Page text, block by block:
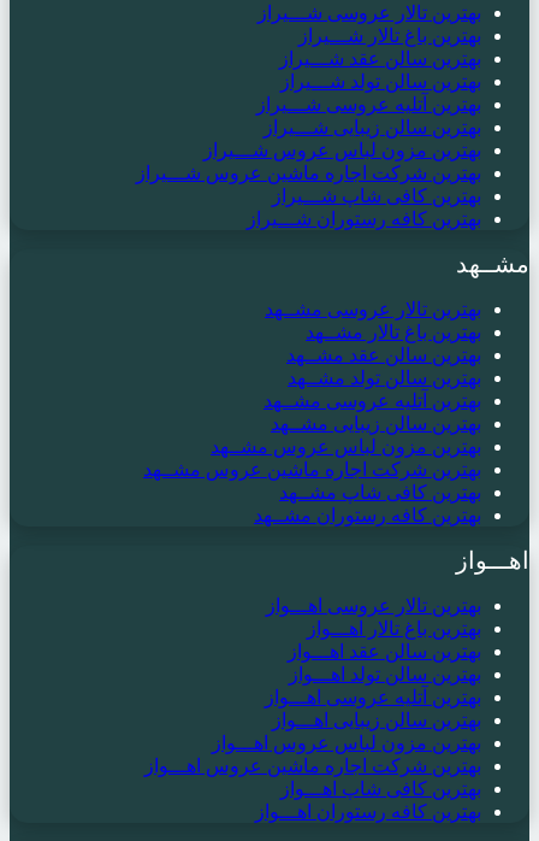
بهترین تالار عروسی شـــیراز
بهترین باغ تالار شـــیراز
بهترین سالن عقد شـــیراز
بهترین سالن تولد شـــیراز
بهترین آتلیه عروسی شـــیراز
بهترین سالن زیبایی شـــیراز
بهترین مزون لباس عروس شـــیراز
بهترین شرکت اجاره ماشین عروس شـــیراز
بهترین کافی شاپ شـــیراز
بهترین کافه رستوران شـــیراز
مشــهد
بهترین تالار عروسی مشــهد
بهترین باغ تالار مشــهد
بهترین سالن عقد مشــهد
بهترین سالن تولد مشــهد
بهترین آتلیه عروسی مشــهد
بهترین سالن زیبایی مشــهد
بهترین مزون لباس عروس مشــهد
بهترین شرکت اجاره ماشین عروس مشــهد
بهترین کافی شاپ مشــهد
بهترین کافه رستوران مشــهد
اهـــواز
بهترین تالار عروسی اهـــواز
بهترین باغ تالار اهـــواز
بهترین سالن عقد اهـــواز
بهترین سالن تولد اهـــواز
بهترین آتلیه عروسی اهـــواز
بهترین سالن زیبایی اهـــواز
بهترین مزون لباس عروس اهـــواز
بهترین شرکت اجاره ماشین عروس اهـــواز
بهترین کافی شاپ اهـــواز
بهترین کافه رستوران اهـــواز